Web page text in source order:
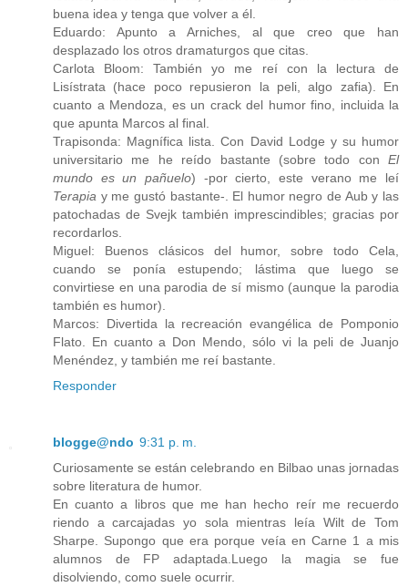
buena idea y tenga que volver a él.
Eduardo: Apunto a Arniches, al que creo que han
desplazado los otros dramaturgos que citas.
Carlota Bloom: También yo me reí con la lectura de
Lisístrata (hace poco repusieron la peli, algo zafia). En
cuanto a Mendoza, es un crack del humor fino, incluida la
que apunta Marcos al final.
Trapisonda: Magnífica lista. Con David Lodge y su humor
universitario me he reído bastante (sobre todo con El
mundo es un pañuelo) -por cierto, este verano me leí
Terapia y me gustó bastante-. El humor negro de Aub y las
patochadas de Svejk también imprescindibles; gracias por
recordarlos.
Miguel: Buenos clásicos del humor, sobre todo Cela,
cuando se ponía estupendo; lástima que luego se
convirtiese en una parodia de sí mismo (aunque la parodia
también es humor).
Marcos: Divertida la recreación evangélica de Pomponio
Flato. En cuanto a Don Mendo, sólo vi la peli de Juanjo
Menéndez, y también me reí bastante.
Responder
blogge@ndo 9:31 p. m.
Curiosamente se están celebrando en Bilbao unas jornadas
sobre literatura de humor.
En cuanto a libros que me han hecho reír me recuerdo
riendo a carcajadas yo sola mientras leía Wilt de Tom
Sharpe. Supongo que era porque veía en Carne 1 a mis
alumnos de FP adaptada.Luego la magia se fue
disolviendo, como suele ocurrir.